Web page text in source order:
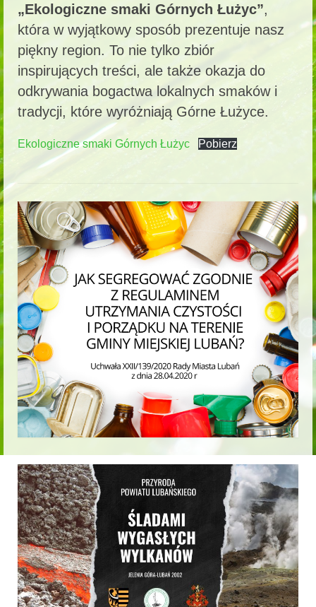
„Ekologiczne smaki Górnych Łużyc”,
która w wyjątkowy sposób prezentuje nasz
piękny region. To nie tylko zbiór
inspirujących treści, ale także okazja do
odkrywania bogactwa lokalnych smaków i
tradycji, które wyróżniają Górne Łużyce.
Ekologiczne smaki Górnych Łużyc Pobierz